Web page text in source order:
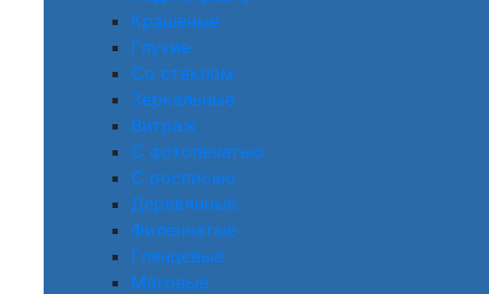
Крашеные
Глухие
Со стеклом
Зеркальные
Витраж
С фотопечатью
С росписью
Деревянные
Филенчатые
Глянцевые
Матовые